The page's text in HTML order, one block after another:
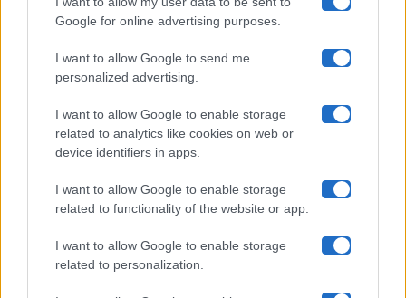
Google for online advertising purposes.
I want to allow Google to send me
personalized advertising.
I want to allow Google to enable storage
related to analytics like cookies on web or
device identifiers in apps.
I want to allow Google to enable storage
related to functionality of the website or app.
I want to allow Google to enable storage
related to personalization.
Maste S.r.l.
Chi siamo
Collabora con noi
Contatti
Privacy Policy
Cookie Policy